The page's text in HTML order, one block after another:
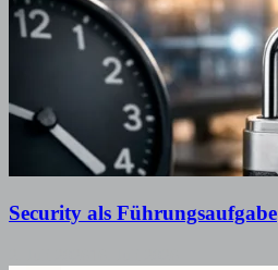
Security als Führungsaufgabe